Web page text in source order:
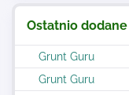
Ostatnio dodane
Grunt Guru
Grunt Guru